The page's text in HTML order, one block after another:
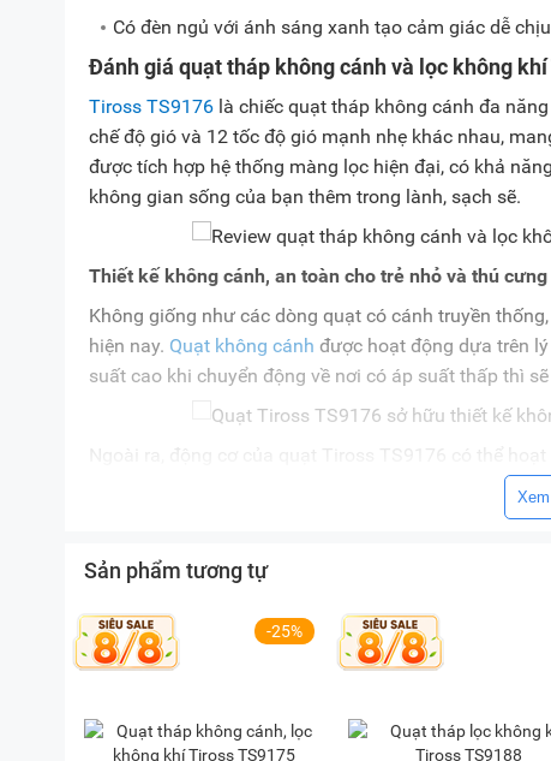
Có đèn ngủ với ánh sáng xanh tạo cảm giác dễ
Đánh giá quạt tháp không cánh và lọc không
Tiross TS9176 là chiếc quạt tháp không cánh đa
chế độ gió và 12 tốc độ gió mạnh nhẹ khác nhau,
được tích hợp hệ thống màng lọc hiện đại, có khả
không gian sống của bạn thêm trong lành, sạch sẽ.
Thiết kế không cánh, an toàn cho trẻ nhỏ và thú cưng
Không giống như các dòng quạt có cánh truyền thống,
hiện nay. Quạt không cánh được hoạt động dựa trên
suất cao khi chuyển động về nơi có áp suất thấp thì
mẽ. Đặc biệt, cửa thoát gió của quạt được thiết kế ly
đường xoắn ốc với lưu lượng gió lớn, lên tới
Không chỉ tạo ra lưu lượng gió lớn, thiết kế không
nhỏ hay thú cưng.
Xem chi tiết:
Quạt không cánh là gì?
Quạt thápkhông cánh Tiross TS9176 được trang bị 3
Sản phẩm tương tự
-25%